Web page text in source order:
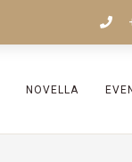
NOVELLA